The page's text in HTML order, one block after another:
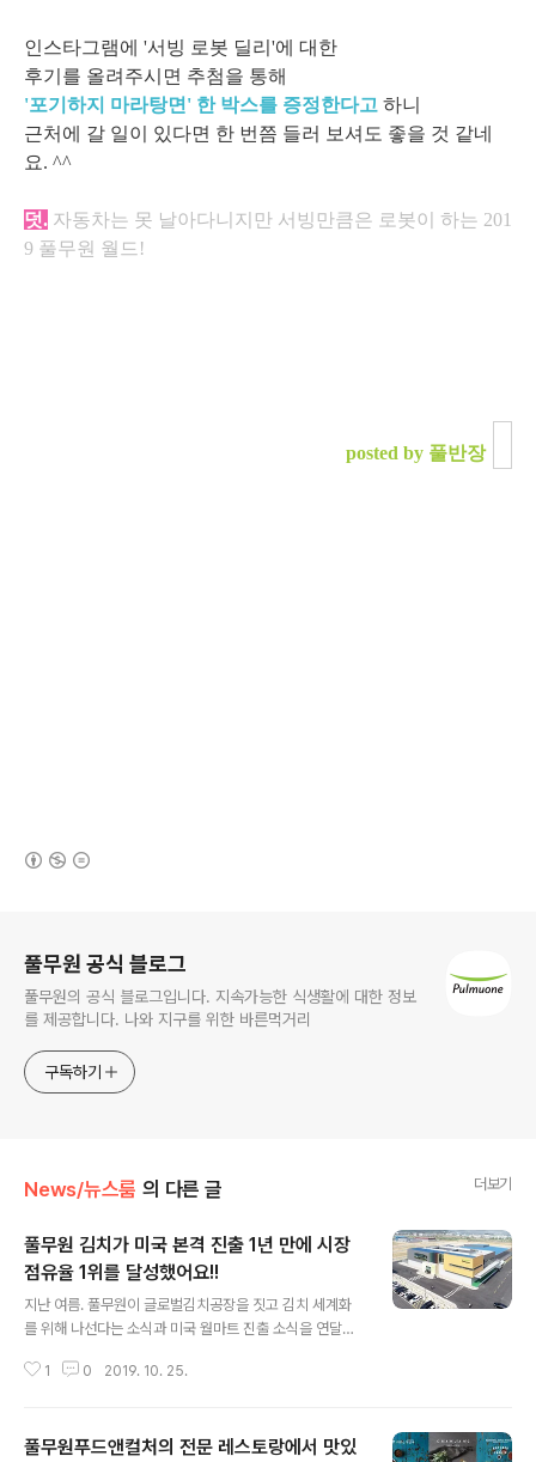
인스타그램에 '서빙 로봇 딜리'에 대한
후기를 올려주시면 추첨을 통해
'포기하지 마라탕면' 한 박스를 증정한다고 하니
근처에 갈 일이 있다면 한 번쯤 들러 보셔도 좋을 것 같네
요. ^^
덧. 자동차는 못 날아다니지만 서빙만큼은 로봇이 하는 201
9 풀무원 월드!
posted by 풀반장
풀무원 공식 블로그
풀무원의 공식 블로그입니다. 지속가능한 식생활에 대한 정보
를 제공합니다. 나와 지구를 위한 바른먹거리
구독하기
News/뉴스룸 의 다른 글 더보기
풀무원 김치가 미국 본격 진출 1년 만에 시장
점유율 1위를 달성했어요!!
지난 여름. 풀무원이 글로벌김치공장을 짓고 김치 세계화
를 위해 나선다는 소식과 미국 월마트 진출 소식을 연달아
장 입점] 풀무원의 '한국산 김치'가 미국 시장에 본격 진출
불리는 월마트 등 대형 유통매장 시장점유율이라는 사실!
1 0 2019. 10. 25.
풀무원푸드앤컬처의 전문 레스토랑에서 맛있